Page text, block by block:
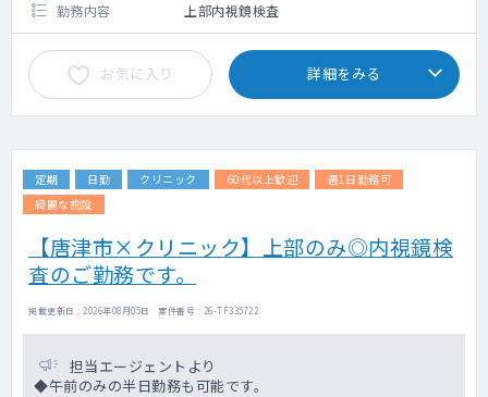
勤務内容 上部内視鏡検査
お気に入り 詳細をみる
定期 日勤 クリニック 60代以上歓迎
週1日勤務可
綺麗な施設
【唐津市×クリニック】上部のみ◎内視鏡検
査のご勤務です。
掲載更新日 : 2026年08月05日 案件番号 : 26-TF335722
担当エージェントより
◆午前のみの半日勤務も可能です。